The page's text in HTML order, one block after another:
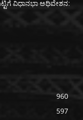
ವಿಧಾನಭಾ ಅಧಿವೇಶನ:
960
597